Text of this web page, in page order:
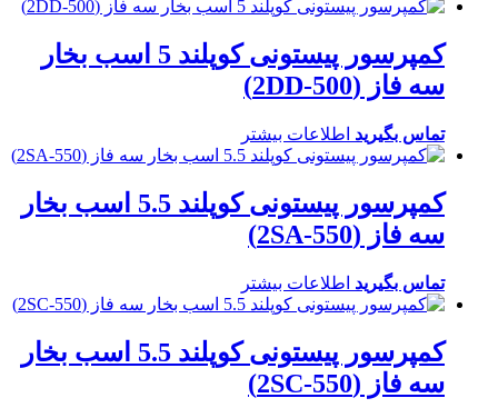
کمپرسور پیستونی کوپلند 5 اسب بخار
سه فاز (2DD-500)
تماس بگیرید اطلاعات بیشتر
کمپرسور پیستونی کوپلند 5.5 اسب بخار
سه فاز (2SA-550)
تماس بگیرید اطلاعات بیشتر
کمپرسور پیستونی کوپلند 5.5 اسب بخار
سه فاز (2SC-550)